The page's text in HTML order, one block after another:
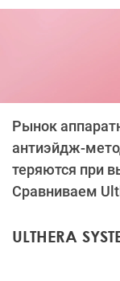
Рынок
антиэйдж-
теряются при
Сравниваем
ULTHERA